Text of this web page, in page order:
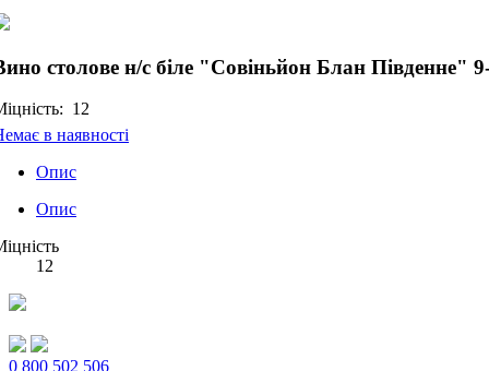
столове н/с біле "Совіньйон Блан Південне"
12
в наявності
Опис
Опис
12
0 800 502 506